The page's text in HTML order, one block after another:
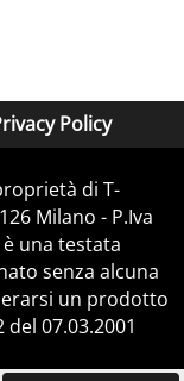
Policy
di T-
Milano - P.Iva
una testata
senza alcuna
un prodotto
07.03.2001